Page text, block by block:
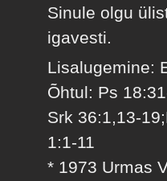
Sinule olgu
igavesti.
Lisalugemine:
Õhtul: Ps
Srk 36:1,13-
1:1-11
* 1973 Urmas